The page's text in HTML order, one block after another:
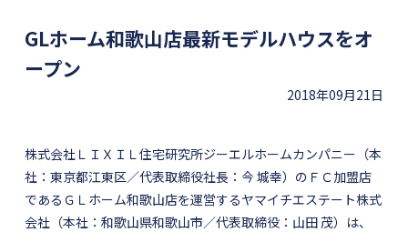
GLホーム和歌山店最新モデルハウスをオ
ープン
2018年09月21日
株式会社ＬＩＸＩＬ住宅研究所ジーエルホームカンパニー（本
社：東京都江東区／代表取締役社長：今 城幸）のＦＣ加盟店
であるＧＬホーム和歌山店を運営するヤマイチエステート株式
会社（本社：和歌山県和歌山市／代表取締役：山田 茂）は、